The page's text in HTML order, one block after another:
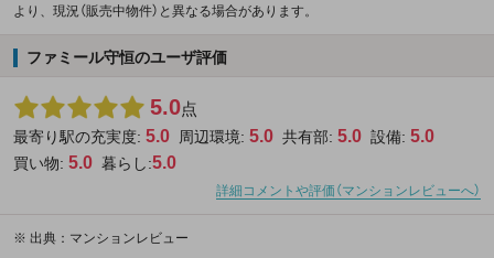
より、現況（販売中物件）と異なる場合があります。
ファミール守恒のユーザ評価
5.0点
最寄り駅の充実度: 5.0 周辺環境: 5.0 共有部: 5.0 設備: 5.0
買い物: 5.0 暮らし:5.0
詳細コメントや評価（マンションレビューへ）
※ 出典：マンションレビュー